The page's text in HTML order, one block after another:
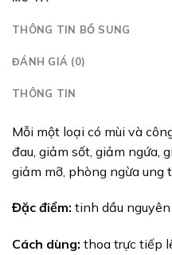
THÔNG TIN BỔ SUNG
ĐÁNH GIÁ (0)
THÔNG TIN
Mỗi một loại có mùi và
đau, giảm sốt, giảm ngứa,
giảm mỡ, phòng ngừa ung
Đặc điểm: tinh dầu
Cách dùng: thoa trực tiếp